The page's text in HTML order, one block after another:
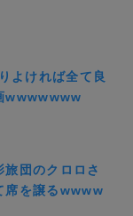
よければ全て良
wwwwwww
旅団のクロロさ
席を譲るwwww